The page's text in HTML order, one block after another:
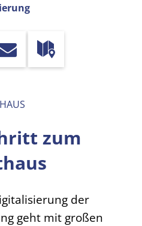
zum
der
geht mit großen